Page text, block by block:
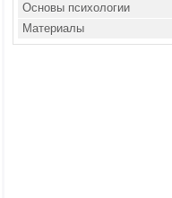
Основы психологии
Материалы